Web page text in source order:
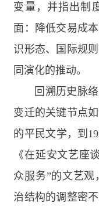
变量，并指出制
面：降低交易成
识形态、国际规
同演化的推动。
回溯历史脉
变迁的关键节点
的平民文学，到
《在延安文艺座
众服务”的文艺
治结构的调整密